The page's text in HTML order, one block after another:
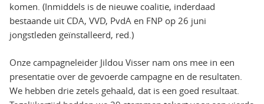
komen. (Inmiddels is de nieuwe coalitie, inderdaad
bestaande uit CDA, VVD, PvdA en FNP op 26 juni
jongstleden geïnstalleerd, red.)
Onze campagneleider Jildou Visser nam ons mee in een
presentatie over de gevoerde campagne en de resultaten.
We hebben drie zetels gehaald, dat is een goed resultaat.